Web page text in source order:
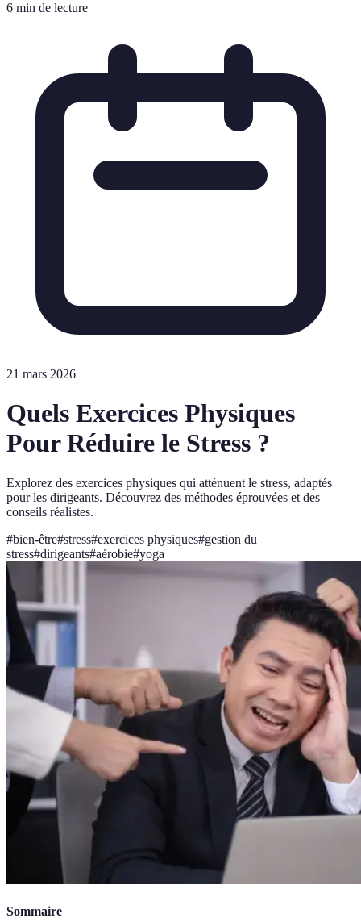
6 min de lecture
21 mars 2026
Quels Exercices Physiques
Pour Réduire le Stress ?
Explorez des exercices physiques qui atténuent le stress, adaptés
pour les dirigeants. Découvrez des méthodes éprouvées et des
conseils réalistes.
#bien-être#stress#exercices physiques#gestion du
stress#dirigeants#aérobie#yoga
Sommaire